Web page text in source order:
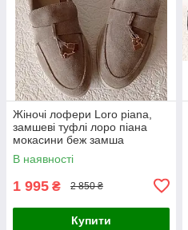
Жіночі лофери Loro piana,
замшеві туфлі лоро піана
мокасини беж замша
В наявності
1 995 ₴ 2 850 ₴
Купити